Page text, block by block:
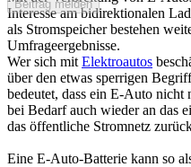
Beitrag melden
Interesse am bidirektionalen
als Stromspeicher bestehen
Umfrageergebnisse.
Wer sich mit Elektroautos
über den etwas sperrigen
bedeutet, dass ein E-Auto nicht
bei Bedarf auch wieder an das
das öffentliche Stromnetz
Eine E-Auto-Batterie kann so